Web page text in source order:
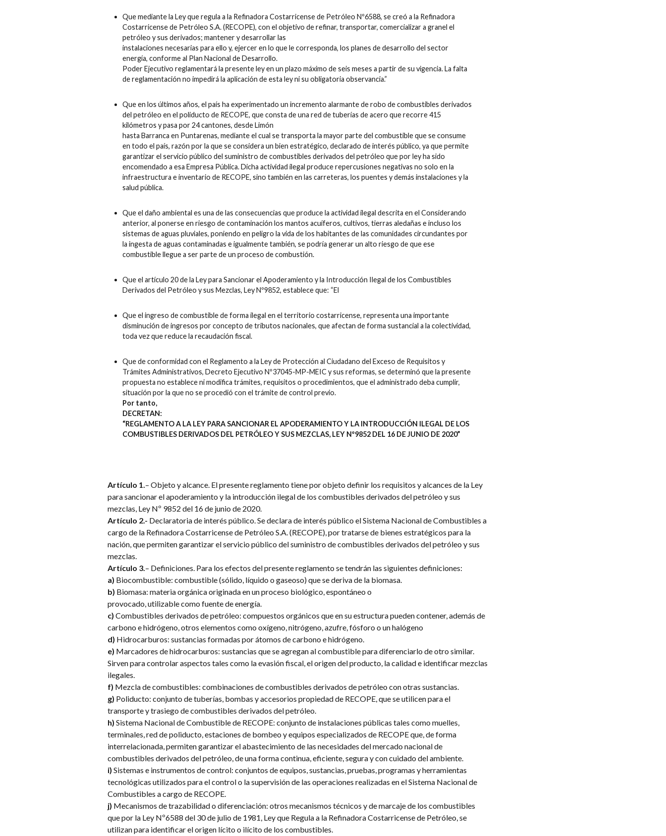
Que mediante la Ley que regula a la Refinadora Costarricense de Petróleo Nº6588, se creó a la Refinadora
Costarricense de Petróleo S.A. (RECOPE), con el objetivo de refinar, transportar, comercializar a granel el
petróleo y sus derivados; mantener y desarrollar las
instalaciones necesarias para ello y, ejercer en lo que le corresponda, los planes de desarrollo del sector
energía, conforme al Plan Nacional de Desarrollo.
Poder Ejecutivo reglamentará la presente ley en un plazo máximo de seis meses a partir de su vigencia. La falta
de reglamentación no impedirá la aplicación de esta ley ni su obligatoria observancia.”
Que en los últimos años, el país ha experimentado un incremento alarmante de robo de combustibles derivados
del petróleo en el poliducto de RECOPE, que consta de una red de tuberías de acero que recorre 415
kilómetros y pasa por 24 cantones, desde Limón
hasta Barranca en Puntarenas, mediante el cual se transporta la mayor parte del combustible que se consume
en todo el país, razón por la que se considera un bien estratégico, declarado de interés público, ya que permite
garantizar el servicio público del suministro de combustibles derivados del petróleo que por ley ha sido
encomendado a esa Empresa Pública. Dicha actividad ilegal produce repercusiones negativas no solo en la
infraestructura e inventario de RECOPE, sino también en las carreteras, los puentes y demás instalaciones y la
salud pública.
Que el daño ambiental es una de las consecuencias que produce la actividad ilegal descrita en el Considerando
anterior, al ponerse en riesgo de contaminación los mantos acuíferos, cultivos, tierras aledañas e incluso los
sistemas de aguas pluviales, poniendo en peligro la vida de los habitantes de las comunidades circundantes por
la ingesta de aguas contaminadas e igualmente también, se podría generar un alto riesgo de que ese
combustible llegue a ser parte de un proceso de combustión.
Que el artículo 20 de la Ley para Sancionar el Apoderamiento y la Introducción Ilegal de los Combustibles
Derivados del Petróleo y sus Mezclas, Ley Nº9852, establece que: “El
Que el ingreso de combustible de forma ilegal en el territorio costarricense, representa una importante
disminución de ingresos por concepto de tributos nacionales, que afectan de forma sustancial a la colectividad,
toda vez que reduce la recaudación fiscal.
Que de conformidad con el Reglamento a la Ley de Protección al Ciudadano del Exceso de Requisitos y
Trámites Administrativos, Decreto Ejecutivo Nº37045-MP-MEIC y sus reformas, se determinó que la presente
propuesta no establece ni modifica trámites, requisitos o procedimientos, que el administrado deba cumplir,
situación por la que no se procedió con el trámite de control previo.
Por tanto,
DECRETAN:
“REGLAMENTO A LA LEY PARA SANCIONAR EL APODERAMIENTO Y LA INTRODUCCIÓN ILEGAL DE LOS
COMBUSTIBLES DERIVADOS DEL PETRÓLEO Y SUS MEZCLAS, LEY Nº9852 DEL 16 DE JUNIO DE 2020”
Artículo 1. – Objeto y alcance. El presente reglamento tiene por objeto definir los requisitos y alcances de la Ley
para sancionar el apoderamiento y la introducción ilegal de los combustibles derivados del petróleo y sus
mezclas, Ley Nº 9852 del 16 de junio de 2020.
Artículo 2.- Declaratoria de interés público. Se declara de interés público el Sistema Nacional de Combustibles a
cargo de la Refinadora Costarricense de Petróleo S.A. (RECOPE), por tratarse de bienes estratégicos para la
nación, que permiten garantizar el servicio público del suministro de combustibles derivados del petróleo y sus
mezclas.
Artículo 3. – Definiciones. Para los efectos del presente reglamento se tendrán las siguientes definiciones:
a) Biocombustible: combustible (sólido, líquido o gaseoso) que se deriva de la biomasa.
b) Biomasa: materia orgánica originada en un proceso biológico, espontáneo o
provocado, utilizable como fuente de energía.
c) Combustibles derivados de petróleo: compuestos orgánicos que en su estructura pueden contener, además de
carbono e hidrógeno, otros elementos como oxígeno, nitrógeno, azufre, fósforo o un halógeno
d) Hidrocarburos: sustancias formadas por átomos de carbono e hidrógeno.
e) Marcadores de hidrocarburos: sustancias que se agregan al combustible para diferenciarlo de otro similar.
Sirven para controlar aspectos tales como la evasión fiscal, el origen del producto, la calidad e identificar mezclas
ilegales.
f) Mezcla de combustibles: combinaciones de combustibles derivados de petróleo con otras sustancias.
g) Poliducto: conjunto de tuberías, bombas y accesorios propiedad de RECOPE, que se utilicen para el
transporte y trasiego de combustibles derivados del petróleo.
h) Sistema Nacional de Combustible de RECOPE: conjunto de instalaciones públicas tales como muelles,
terminales, red de poliducto, estaciones de bombeo y equipos especializados de RECOPE que, de forma
interrelacionada, permiten garantizar el abastecimiento de las necesidades del mercado nacional de
combustibles derivados del petróleo, de una forma continua, eficiente, segura y con cuidado del ambiente.
i) Sistemas e instrumentos de control: conjuntos de equipos, sustancias, pruebas, programas y herramientas
tecnológicas utilizados para el control o la supervisión de las operaciones realizadas en el Sistema Nacional de
Combustibles a cargo de RECOPE.
j) Mecanismos de trazabilidad o diferenciación: otros mecanismos técnicos y de marcaje de los combustibles
que por la Ley Nº6588 del 30 de julio de 1981, Ley que Regula a la Refinadora Costarricense de Petróleo, se
utilizan para identificar el origen lícito o ilícito de los combustibles.